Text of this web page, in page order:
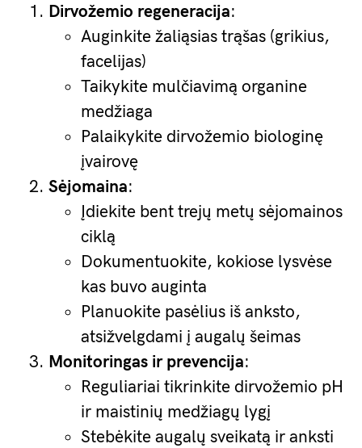
Dirvožemio regeneracija:
Auginkite žaliąsias trąšas (grikius,
facelijas)
Taikykite mulčiavimą organine
medžiaga
Palaikykite dirvožemio biologinę
įvairovę
Sėjomaina:
Įdiekite bent trejų metų sėjomainos
ciklą
Dokumentuokite, kokiose lysvėse
kas buvo auginta
Planuokite pasėlius iš anksto,
atsižvelgdami į augalų šeimas
Monitoringas ir prevencija:
Reguliariai tikrinkite dirvožemio pH
ir maistinių medžiagų lygį
Stebėkite augalų sveikatą ir anksti